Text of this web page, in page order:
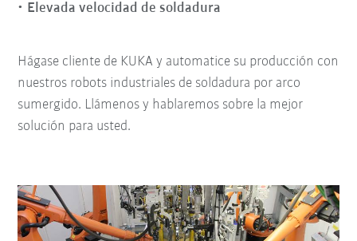
Elevada velocidad de soldadura
Hágase cliente de KUKA y automatice su producción con
nuestros robots industriales de soldadura por arco
sumergido. Llámenos y hablaremos sobre la mejor
solución para usted.